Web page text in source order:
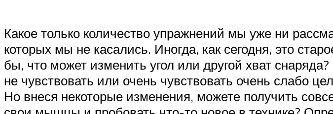
Какое только количество упражнений мы уже ни
которых мы не касались. Иногда, как сегодня, это
бы, что может изменить угол или другой хват
не чувствовать или очень чувствовать очень слабо
Но внеся некоторые изменения, можете получить